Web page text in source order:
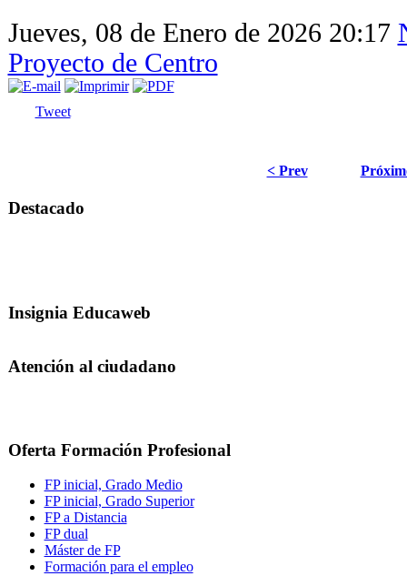
Jueves, 08 de Enero de 2026 20:17
Proyecto de Centro
Tweet
< Prev
Destacado
Insignia Educaweb
Atención al ciudadano
Oferta Formación Profesional
FP inicial, Grado Medio
FP inicial, Grado Superior
FP a Distancia
FP dual
Máster de FP
Formación para el empleo